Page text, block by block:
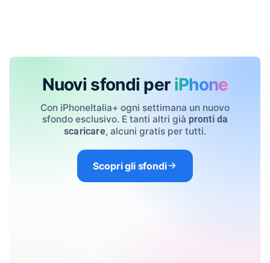
Nuovi sfondi per iPhone
Con iPhoneItalia+ ogni settimana un nuovo
sfondo esclusivo. E tanti altri già pronti da
scaricare, alcuni gratis per tutti.
Scopri gli sfondi